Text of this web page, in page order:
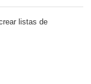
listas de